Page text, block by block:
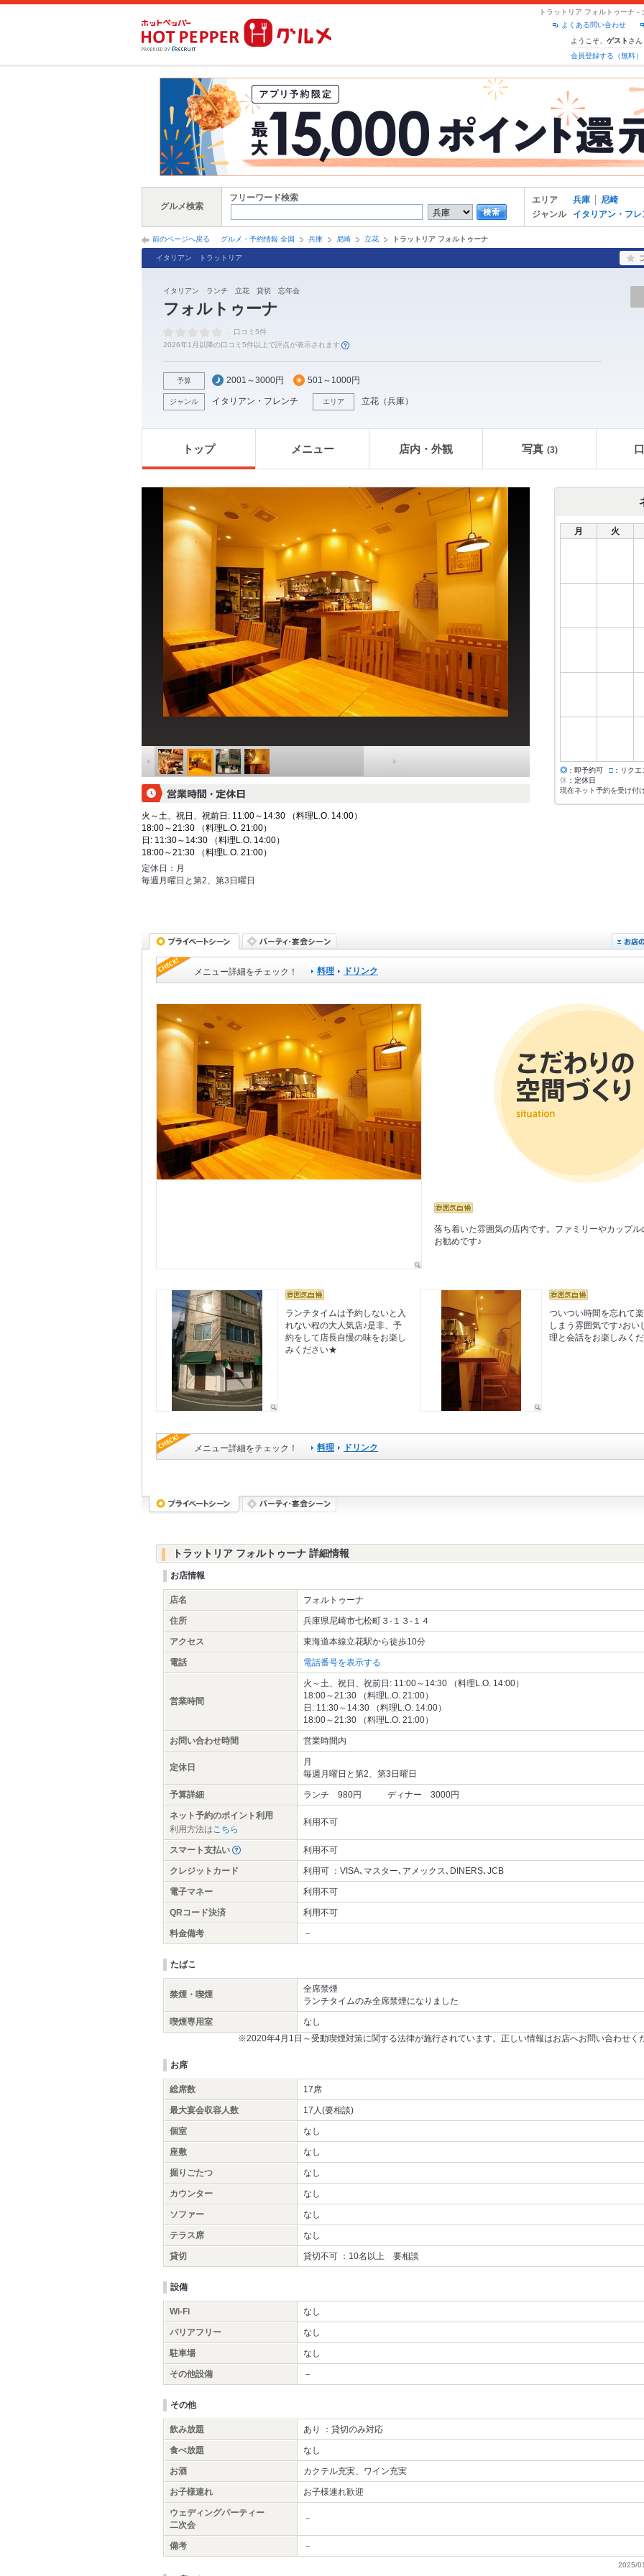
トラットリア フォルトゥーナ -
よくある問い合わせ
ようこそ、 ゲスト さん
会員登録する（無料）
グルメ検索
フリーワード検索 エリア 兵庫
尼崎
ジャンル
イタリアン・フレ
前のページへ戻る グルメ・予約情報 全国 兵庫 尼崎 立花 トラットリア フォルトゥーナ
イタリアン トラットリア
イタリアン ランチ 立花 貸切 忘年会
フォルトゥーナ
口コミ5件
2026年1月以降の口コミ5件以上で評点が表示されます
予算 2001～3000円 501～1000円
ジャンル イタリアン・フレンチ エリア 立花 （兵庫）
トップ メニュー 店内・外観 写真 (3)
火～土、祝日、祝前日: 11:00～14:30 （料理L.O. 14:00）
18:00～21:30 （料理L.O. 21:00）
日: 11:30～14:30 （料理L.O. 14:00）
18:00～21:30 （料理L.O. 21:00）
定休日： 月
毎週月曜日と第2、第3日曜日
月 火
◎ ：即予約可 □ ：リク
休 ：定休日
現在ネット予約を受け付
メニュー詳細をチェック！ 料理 ドリンク
落ち着いた雰囲気の店内です。ファミリーやカップル
お勧めです♪
ランチタイムは予約しないと入
れない程の大人気店♪是非、予
約をして店長自慢の味をお楽し
みください★
ついつい時間を忘れて
しまう雰囲気です♪おい
理と会話をお楽しみく
メニュー詳細をチェック！ 料理 ドリンク
トラットリア フォルトゥーナ 詳細情報
お店情報
店名 フォルトゥーナ
住所 兵庫県尼崎市七松町３‐１３‐１４
アクセス 東海道本線立花駅から徒歩10分
電話 電話番号を表示する
営業時間
火～土、祝日、祝前日: 11:00～14:30 （料理L.O. 14:00）
18:00～21:30 （料理L.O. 21:00）
日: 11:30～14:30 （料理L.O. 14:00）
18:00～21:30 （料理L.O. 21:00）
お問い合わせ時間 営業時間内
定休日
月
毎週月曜日と第2、第3日曜日
予算詳細 ランチ 980円 ディナー 3000円
ネット予約のポイント利用
利用方法は こちら
利用不可
スマート支払い 利用不可
クレジットカード 利用可 ：VISA､マスター､アメックス､DINERS､JCB
電子マネー 利用不可
QRコード決済 利用不可
料金備考 －
たばこ
禁煙・喫煙
全席禁煙
ランチタイムのみ全席禁煙になりました
喫煙専用室
なし
※2020年4月1日～受動喫煙対策に関する法律が施行されています。正しい情報はお店へお問い合わせく
お席
総席数 17席
最大宴会収容人数 17人(要相談)
個室 なし
座敷 なし
掘りごたつ なし
カウンター なし
ソファー なし
テラス席 なし
貸切 貸切不可 ：10名以上 要相談
設備
Wi-Fi なし
バリアフリー なし
駐車場 なし
その他設備 －
その他
飲み放題 あり ：貸切のみ対応
食べ放題 なし
お酒 カクテル充実、ワイン充実
お子様連れ お子様連れ歓迎
ウェディングパーティー
二次会
－
備考 －
2025/